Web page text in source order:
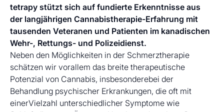
tetrapy stützt sich auf fundierte Erkenntnisse aus
der langjährigen Cannabistherapie-Erfahrung mit
tausenden Veteranen und Patienten im kanadischen
Wehr-, Rettungs- und Polizeidienst.
Neben den Möglichkeiten in der Schmerztherapie
schätzen wir vorallem das breite therapeutische
Potenzial von Cannabis, insbesonderebei der
Behandlung psychischer Erkrankungen, die oft mit
einerVielzahl unterschiedlicher Symptome wie